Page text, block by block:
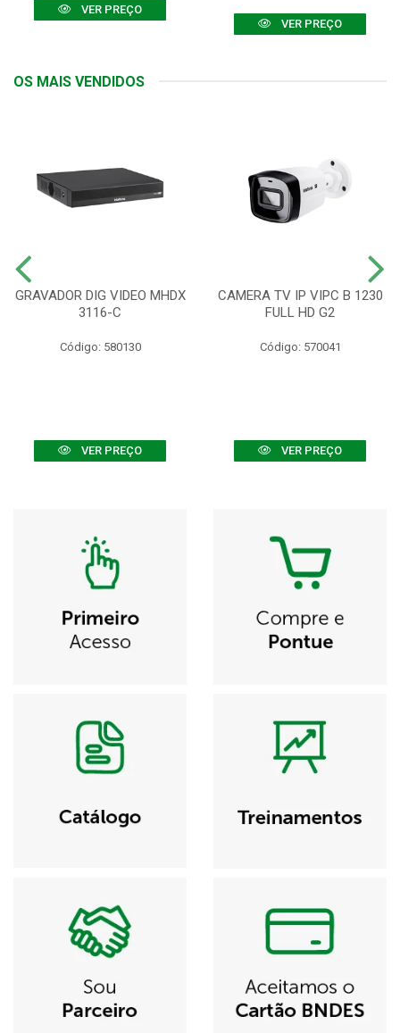
VER PREÇO
VER PREÇO
OS MAIS VENDIDOS
GRAVADOR DIG VIDEO MHDX
3116-C
Código: 580130
VER PREÇO
CAMERA TV IP VIPC B 1230
FULL HD G2
Código: 570041
VER PREÇO